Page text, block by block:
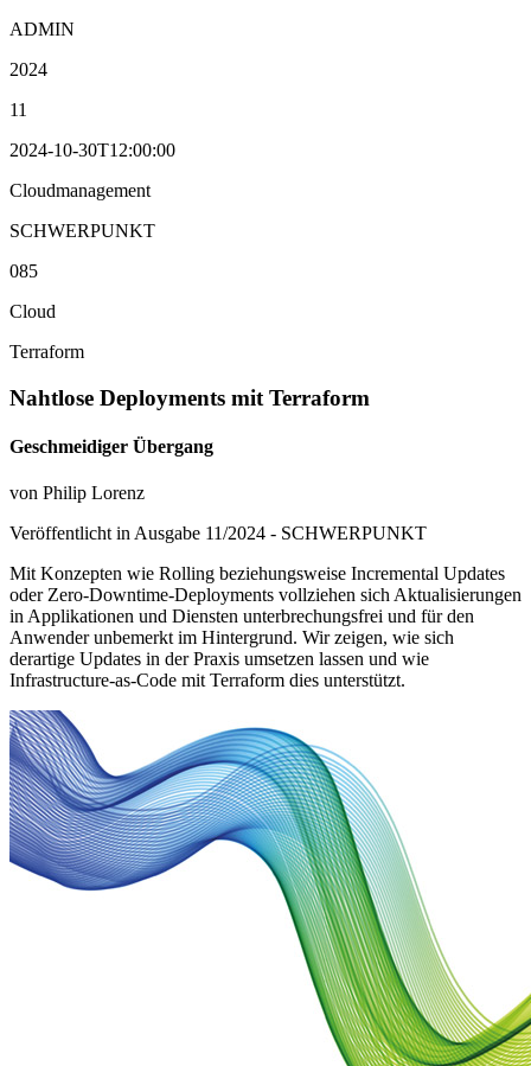
ADMIN
2024
11
2024-10-30T12:00:00
Cloudmanagement
SCHWERPUNKT
085
Cloud
Terraform
Nahtlose Deployments mit Terraform
Geschmeidiger Übergang
von Philip Lorenz
Veröffentlicht in Ausgabe 11/2024 - SCHWERPUNKT
Mit Konzepten wie Rolling beziehungsweise Incremental Updates
oder Zero-Downtime-Deployments vollziehen sich Aktualisierungen
in Applikationen und Diensten unterbrechungsfrei und für den
Anwender unbemerkt im Hintergrund. Wir zeigen, wie sich
derartige Updates in der Praxis umsetzen lassen und wie
Infrastructure-as-Code mit Terraform dies unterstützt.